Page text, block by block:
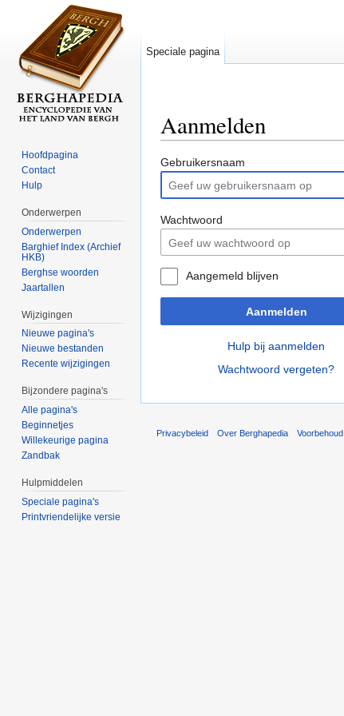
Aanmelden
Gebruikersnaam
Wachtwoord
Aangemeld blijven
Aanmelden
Hulp bij aanmelden
Wachtwoord vergeten?
Speciale pagina
Hoofdpagina
Contact
Hulp
Onderwerpen
Onderwerpen
Barghief Index (Archief
HKB)
Berghse woorden
Jaartallen
Wijzigingen
Nieuwe pagina's
Nieuwe bestanden
Recente wijzigingen
Bijzondere pagina's
Alle pagina's
Beginnetjes
Willekeurige pagina
Zandbak
Hulpmiddelen
Speciale pagina's
Printvriendelijke versie
Privacybeleid Over Berghapedia Voorbehoud